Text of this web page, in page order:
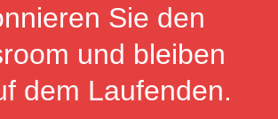
Sie den
und bleiben
dem Laufenden.